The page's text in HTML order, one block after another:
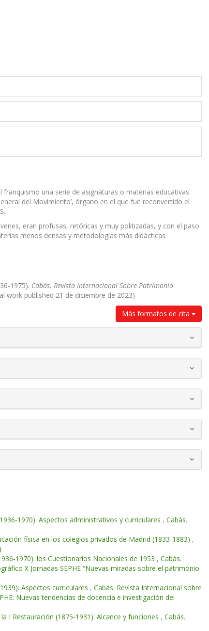
una serie de asignaturas o materias educativas
del Movimiento’, órgano en el que fue reconvertido el
eran profusas, retóricas y muy politizadas, y con el paso
menos densas y metodologías más didácticas.
1975). Cabás. Revista Internacional Sobre Patrimonio
work published 21 de diciembre de 2023)
Más formatos de cita
1970): Aspectos administrativos y curriculares , Cabás.
física en los colegios privados de Madrid (1833-1883) ,
1970): los Cuestionarios Nacionales de 1953 , Cabás.
X Jornadas SEPHE “Nuevas miradas sobre el patrimonio
Aspectos curriculares , Cabás. Revista Internacional sobre
Nuevas tendencias de docencia e investigación del
I Restauración (1875-1931): Alcance y funciones , Cabás.